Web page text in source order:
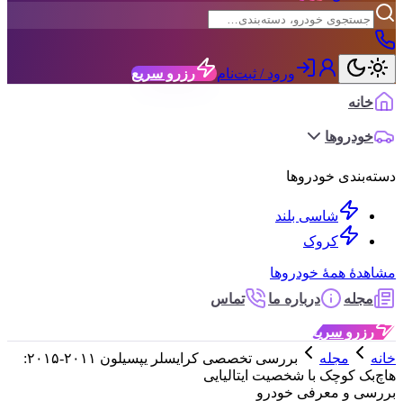
ورود / ثبت‌نام
رزرو سریع
خانه
خودروها
دسته‌بندی خودروها
شاسی بلند
کروک
مشاهدهٔ همهٔ خودروها
مجله
درباره ما تماس
رزرو سریع
خانه
مجله
بررسی تخصصی کرایسلر یپسيلون ۲۰۱۱-۲۰۱۵:
هاچ‌بک کوچک با شخصیت ایتالیایی
بررسی و معرفی خودرو